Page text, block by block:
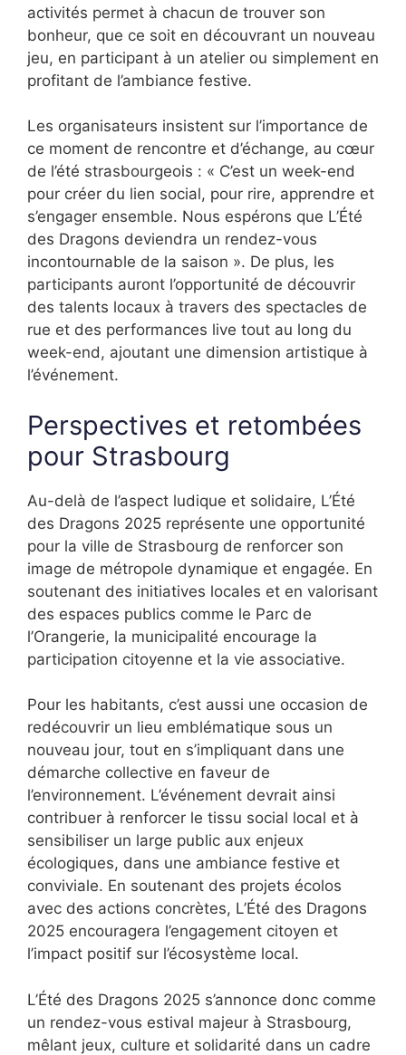
activités permet à chacun de trouver son
bonheur, que ce soit en découvrant un nouveau
jeu, en participant à un atelier ou simplement en
profitant de l’ambiance festive.
Les organisateurs insistent sur l’importance de
ce moment de rencontre et d’échange, au cœur
de l’été strasbourgeois : « C’est un week-end
pour créer du lien social, pour rire, apprendre et
s’engager ensemble. Nous espérons que L’Été
des Dragons deviendra un rendez-vous
incontournable de la saison ». De plus, les
participants auront l’opportunité de découvrir
des talents locaux à travers des spectacles de
rue et des performances live tout au long du
week-end, ajoutant une dimension artistique à
l’événement.
Perspectives et retombées
pour Strasbourg
Au-delà de l’aspect ludique et solidaire, L’Été
des Dragons 2025 représente une opportunité
pour la ville de Strasbourg de renforcer son
image de métropole dynamique et engagée. En
soutenant des initiatives locales et en valorisant
des espaces publics comme le Parc de
l’Orangerie, la municipalité encourage la
participation citoyenne et la vie associative.
Pour les habitants, c’est aussi une occasion de
redécouvrir un lieu emblématique sous un
nouveau jour, tout en s’impliquant dans une
démarche collective en faveur de
l’environnement. L’événement devrait ainsi
contribuer à renforcer le tissu social local et à
sensibiliser un large public aux enjeux
écologiques, dans une ambiance festive et
conviviale. En soutenant des projets écolos
avec des actions concrètes, L’Été des Dragons
2025 encouragera l’engagement citoyen et
l’impact positif sur l’écosystème local.
L’Été des Dragons 2025 s’annonce donc comme
un rendez-vous estival majeur à Strasbourg,
mêlant jeux, culture et solidarité dans un cadre